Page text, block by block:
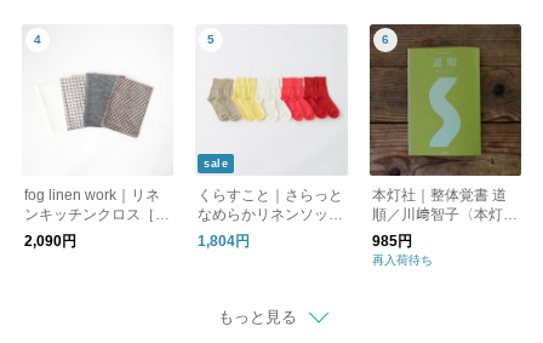
fog linen work｜リネ
ンキッチンクロス［ギ
フト/贈り物］
2,090円
sale
くらすこと｜さらっと
なめらかリネンソック
ス［ギフト/贈り物］
1,804円
本灯社｜整体覚書 道
順／川﨑智子〈本灯社
の本〉
985円
再入荷待ち
もっと見る